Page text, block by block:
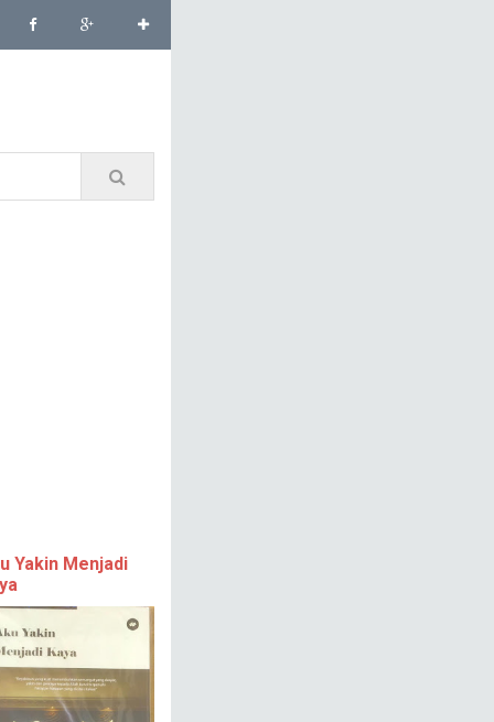
Yakin Menjadi